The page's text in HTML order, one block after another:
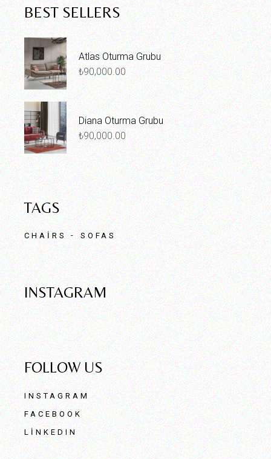
BEST SELLERS
Atlas Oturma Grubu
₺90,000.00
Diana Oturma Grubu
₺90,000.00
TAGS
CHAIRS SOFAS
INSTAGRAM
FOLLOW US
INSTAGRAM
FACEBOOK
LINKEDIN